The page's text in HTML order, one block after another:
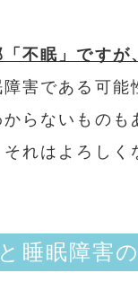
「不眠」です
障害である可
らないもの
れはよろしく
睡眠障害